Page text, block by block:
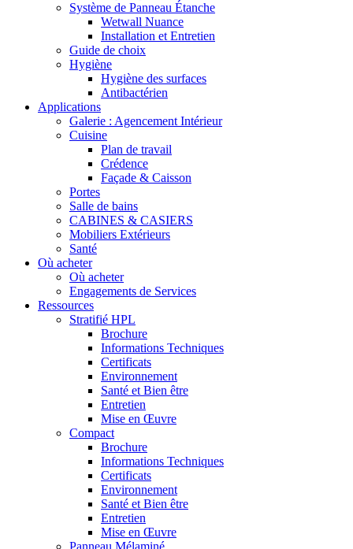
Système de Panneau Étanche
Wetwall Nuance
Installation et Entretien
Guide de choix
Hygiène
Hygiène des surfaces
Antibactérien
Applications
Galerie : Agencement Intérieur
Cuisine
Plan de travail
Crédence
Façade & Caisson
Portes
Salle de bains
CABINES & CASIERS
Mobiliers Extérieurs
Santé
Où acheter
Où acheter
Engagements de Services
Ressources
Stratifié HPL
Brochure
Informations Techniques
Certificats
Environnement
Santé et Bien être
Entretien
Mise en Œuvre
Compact
Brochure
Informations Techniques
Certificats
Environnement
Santé et Bien être
Entretien
Mise en Œuvre
Panneau Mélaminé